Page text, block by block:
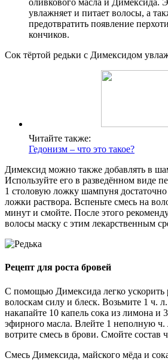
оливкового масла и Димексида.
увлажняет и питает волосы, а
предотвратить появление
кончиков.
Сок тёртой редьки с Димексидом
Читайте также:
Гедонизм – что это такое?
Димексид можно также добавлять в
Используйте его в разведённом виде
1 столовую ложку шампуня
ложки раствора. Вспеньте смесь на
минут и смойте. После этого
волосы маску с этим лекарственным
Рецепт для роста бровей
С помощью Димексида легко ускорить
волоскам силу и блеск. Возьмите 1 ч.
накапайте 10 капель сока из лимона и
эфирного масла. Влейте 1 неполную
вотрите смесь в брови. Смойте состав
Смесь Димексида, майского мёда и